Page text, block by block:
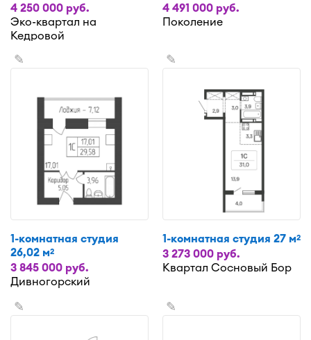
4 250 000 руб.
Эко-квартал на
Кедровой
4 491 000 руб.
Поколение
✎
1-комнатная студия
26,02 м2
3 845 000 руб.
Дивногорский
✎
1-комнатная студия 27 м2
3 273 000 руб.
Квартал Сосновый Бор
✎ ✎